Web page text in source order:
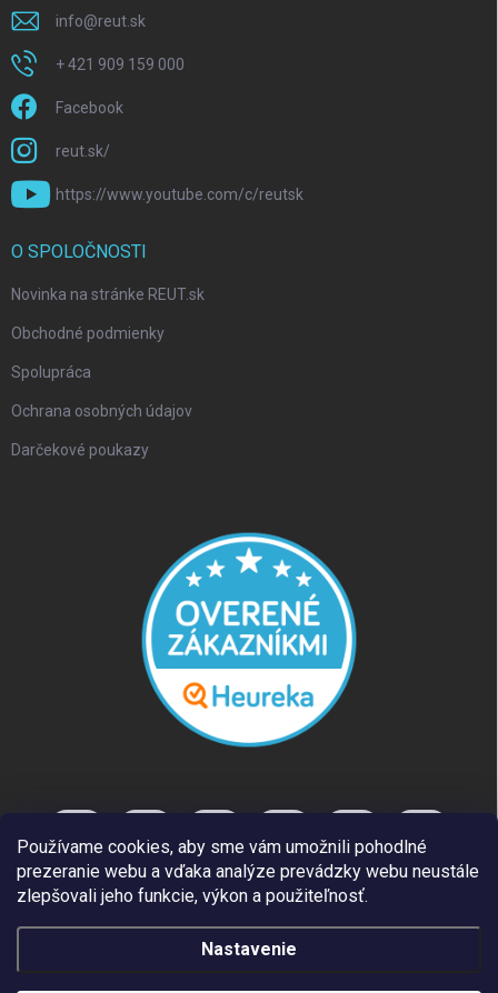
Používame cookies, aby sme vám umožnili pohodlné
prezeranie webu a vďaka analýze prevádzky webu neustále
zlepšovali jeho funkcie, výkon a použiteľnosť.
Nastavenie
info@reut.sk
+ 421 909 159 000
Facebook
reut.sk/
https://www.youtube.com/c/reutsk
O SPOLOČNOSTI
Novinka na stránke REUT.sk
Obchodné podmienky
Spolupráca
Ochrana osobných údajov
Darčekové poukazy